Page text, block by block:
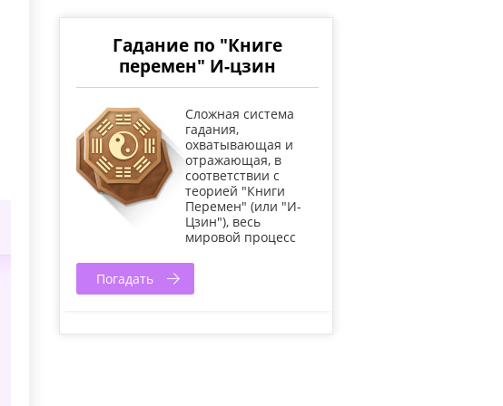
Гадание по "Книге
перемен" И-цзин
Cложная система
гадания,
охватывающая и
отражающая, в
соответствии с
теорией "Книги
Перемен" (или "И-
Цзин"), весь
мировой процесс
Погадать